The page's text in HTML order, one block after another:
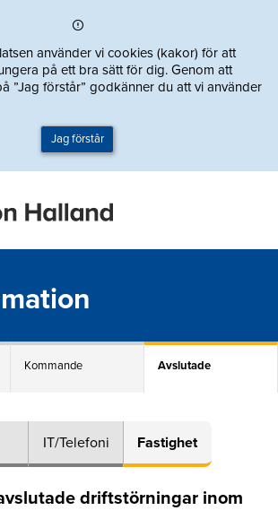
använder vi cookies (kakor) för att
på ett bra sätt för dig. Genom att
”Jag förstår” godkänner du att vi använder
Jag förstår
Kommande Avslutade
IT/Telefoni Fastighet
driftstörningar inom